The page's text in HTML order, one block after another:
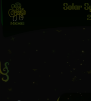
МЕНЮ
Solar
СОЛАРХЕЙМ
ЗАКАТНАЯ
АЙТИШНАЯ
ПРОЖИВАНИЕ